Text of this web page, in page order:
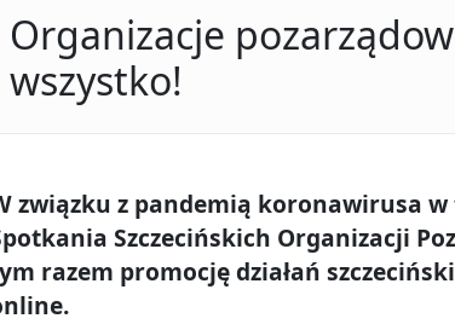
Organizacje
wszystko!
związku z pandemią koronawirusa
Szczecińskich Organizacji
razem promocję działań